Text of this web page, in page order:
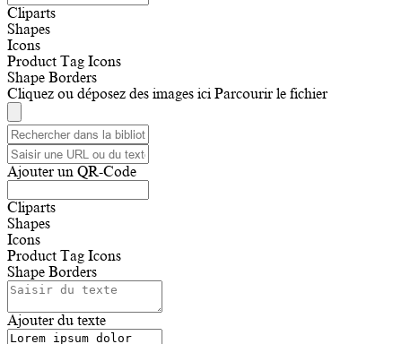
Cliparts
Shapes
Icons
Product Tag Icons
Shape Borders
Cliquez ou déposez des images ici Parcourir le fichier
Ajouter un QR-Code
Cliparts
Shapes
Icons
Product Tag Icons
Shape Borders
Ajouter du texte